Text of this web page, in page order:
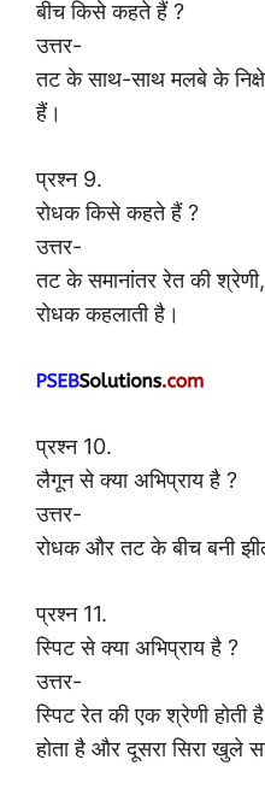
बीच किसे कहते हैं ?
उत्तर-
तट के साथ-साथ मलबे के
हैं।
प्रश्न 9.
रोधक किसे कहते हैं ?
उत्तर-
तट के समानांतर रेत की
रोधक कहलाती है।
प्रश्न 10.
लैगून से क्या अभिप्राय है ?
उत्तर-
रोधक और तट के बीच बनी
प्रश्न 11.
स्पिट से क्या अभिप्राय है ?
उत्तर-
स्पिट रेत की एक श्रेणी
होता है और दूसरा सिरा खुले